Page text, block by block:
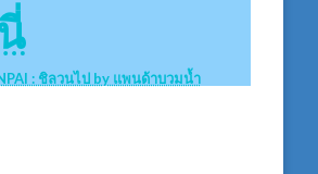
: ชิลวนไป by แพนด้าบวมน้ำ